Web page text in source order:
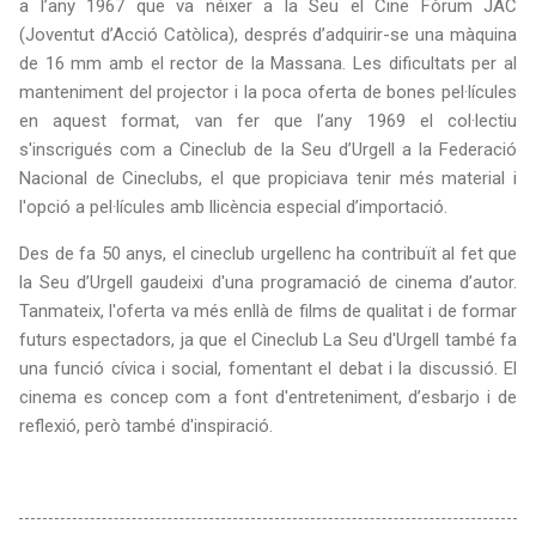
a l’any 1967 que va néixer a la Seu el Cine Fòrum JAC
(Joventut d’Acció Catòlica), després d’adquirir-se una màquina
de 16 mm amb el rector de la Massana. Les dificultats per al
manteniment del projector i la poca oferta de bones pel·lícules
en aquest format, van fer que l’any 1969 el col·lectiu
s'inscrigués com a Cineclub de la Seu d’Urgell a la Federació
Nacional de Cineclubs, el que propiciava tenir més material i
l'opció a pel·lícules amb llicència especial d’importació.
Des de fa 50 anys, el cineclub urgellenc ha contribuït al fet que
la Seu d’Urgell gaudeixi d'una programació de cinema d’autor.
Tanmateix, l'oferta va més enllà de films de qualitat i de formar
futurs espectadors, ja que el Cineclub La Seu d'Urgell també fa
una funció cívica i social, fomentant el debat i la discussió. El
cinema es concep com a font d'entreteniment, d’esbarjo i de
reflexió, però també d'inspiració.